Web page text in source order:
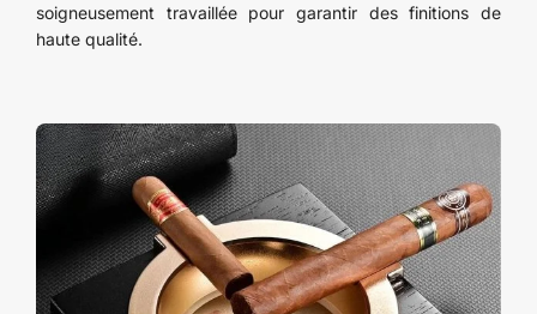
soigneusement travaillée pour garantir des finitions de
haute qualité.